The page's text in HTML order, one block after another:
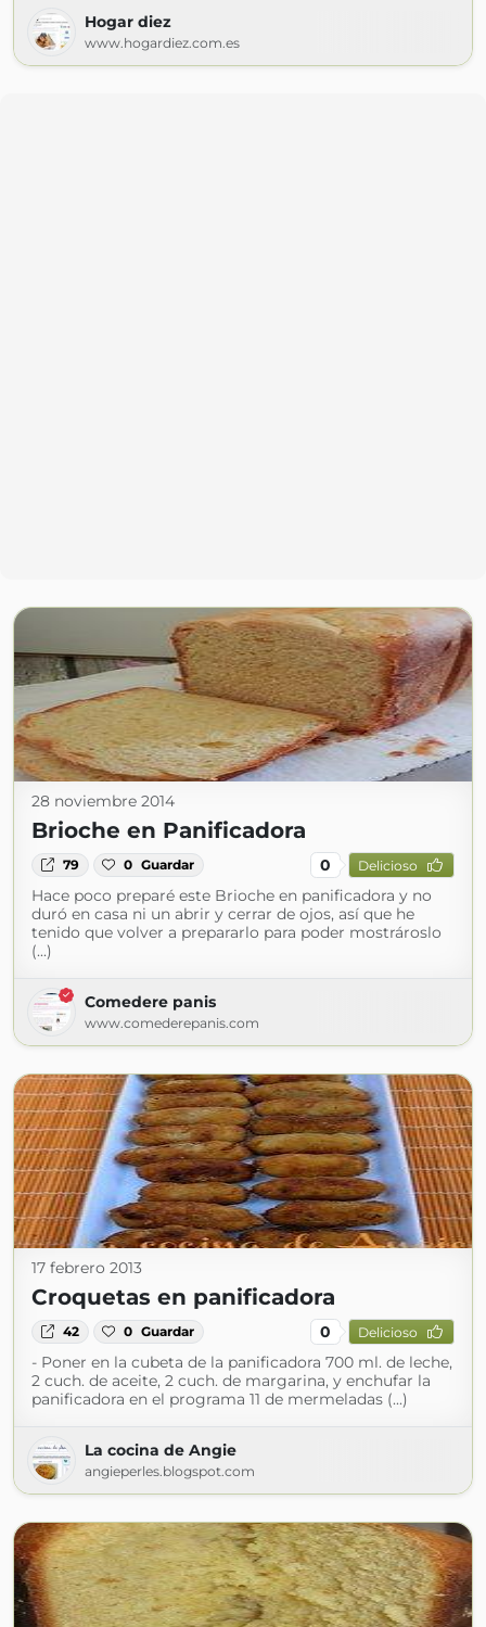
Hogar diez
www.hogardiez.com.es
28 noviembre 2014
Brioche en Panificadora
79 0 Guardar 0 Delicioso
Hace poco preparé este Brioche en panificadora y no
duró en casa ni un abrir y cerrar de ojos, así que he
tenido que volver a prepararlo para poder mostrároslo
(...)
Comedere panis
www.comederepanis.com
17 febrero 2013
Croquetas en panificadora
42 0 Guardar 0 Delicioso
- Poner en la cubeta de la panificadora 700 ml. de leche,
2 cuch. de aceite, 2 cuch. de margarina, y enchufar la
panificadora en el programa 11 de mermeladas (...)
La cocina de Angie
angieperles.blogspot.com